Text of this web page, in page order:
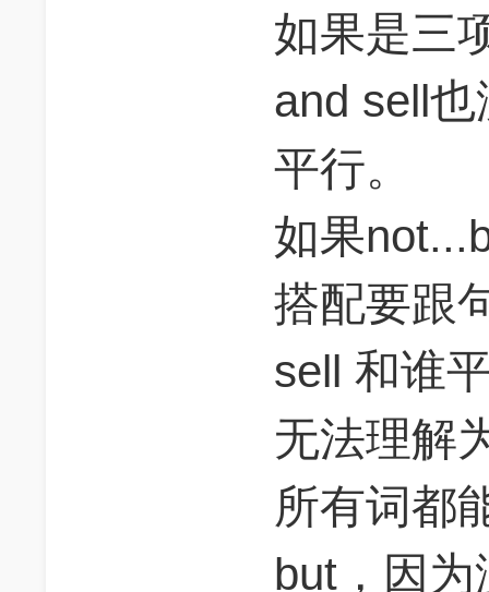
如果是三
and sell
平行。
如果
搭配要跟
sell 和谁
无法理解
所有词都
but，因